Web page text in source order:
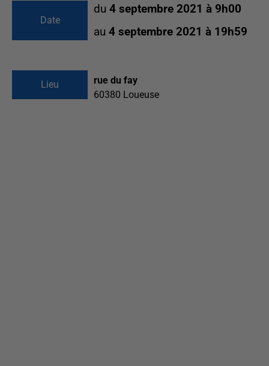
Date
du 4 septembre 2021 à 9h00
au 4 septembre 2021 à 19h59
Lieu
rue du fay
60380 Loueuse